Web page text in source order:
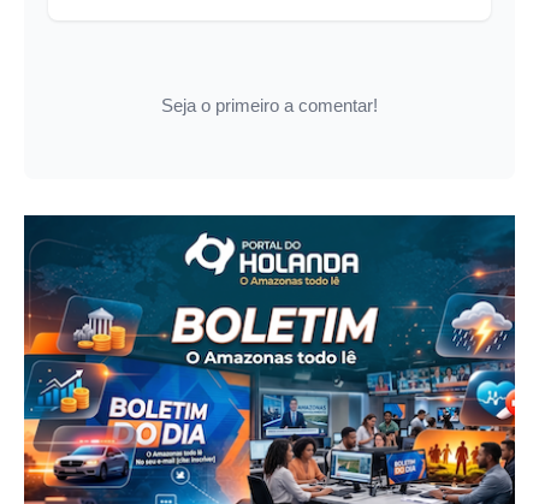
Seja o primeiro a comentar!